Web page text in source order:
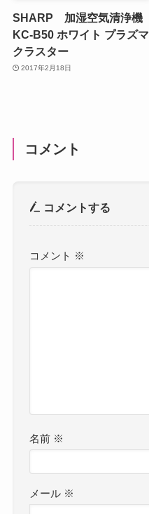
SHARP 加湿空気清浄機
KC-B50 ホワイト プラズマ
クラスター
2017年2月18日
コメント
コメントする
コメント ※
名前 ※
メール ※